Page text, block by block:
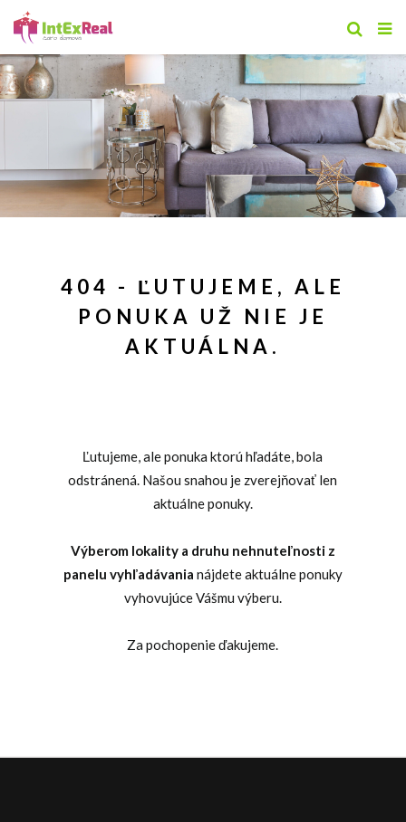
404 - ĽUTUJEME, ALE
PONUKA UŽ NIE JE
AKTUÁLNA.
Ľutujeme, ale ponuka ktorú hľadáte, bola
odstránená. Našou snahou je zverejňovať len
aktuálne ponuky.
Výberom lokality a druhu nehnuteľnosti z
panelu vyhľadávania nájdete aktuálne ponuky
vyhovujúce Vášmu výberu.
Za pochopenie ďakujeme.